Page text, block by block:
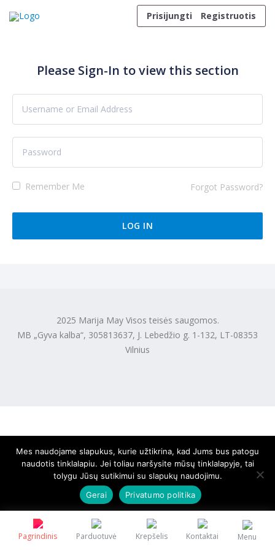
Prisijungti
Registruotis
Pagrindinis Parduotuvė Krepšelis Kontaktai Menu
Please Sign-In to view this section
Remember Me Forgot Password?
2025 Marija May Visos teisės saugomos.
MB „Gyva kalba“, 305813637, J. Lebedžio g. 1-132, LT-08353
Vilnius
Mes naudojame slapukus, kurie užtikrina, kad Jums bus patogu
naudotis tinklalapiu. Jei toliau naršysite mūsų tinklalapyje, tai
tolygu Jūsų sutikimui su slapukų naudojimu.
Gerai
Privatumo politika